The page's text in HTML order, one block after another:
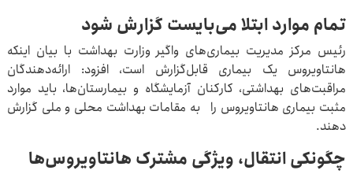
تمام موارد ابتلا می‌بایست گزارش شود
رئیس مرکز مدیریت بیماری‌های واگیر وزارت بهداشت با بیان اینکه
هانتاویروس یک بیماری قابل‌گزارش است، افزود: ارائه‌دهندگان
مراقبت‌های بهداشتی، کارکنان آزمایشگاه و بیمارستان‌ها، باید موارد
مثبت بیماری هانتاویروس را به مقامات بهداشت محلی و ملی گزارش
دهند.
چگونکی انتقال، ویژگی مشترک هانتاویروس‌ها